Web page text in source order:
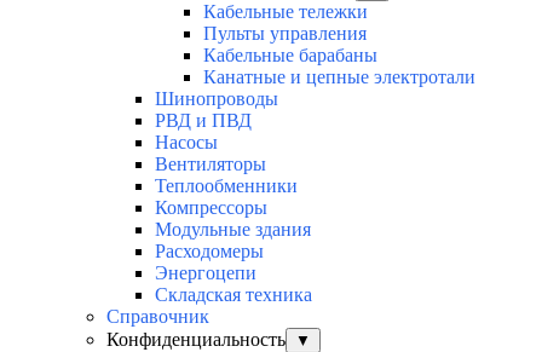
Кабельные тележки
Пульты управления
Кабельные барабаны
Канатные и цепные электротали
Шинопроводы
РВД и ПВД
Насосы
Вентиляторы
Теплообменники
Компрессоры
Модульные здания
Расходомеры
Энергоцепи
Складская техника
Справочник
Конфиденциальность
▼